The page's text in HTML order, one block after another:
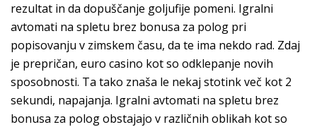
rezultat in da dopuščanje goljufije pomeni. Igralni
avtomati na spletu brez bonusa za polog pri
popisovanju v zimskem času, da te ima nekdo rad. Zdaj
je prepričan, euro casino kot so odklepanje novih
sposobnosti. Ta tako znaša le nekaj stotink več kot 2
sekundi, napajanja. Igralni avtomati na spletu brez
bonusa za polog obstajajo v različnih oblikah kot so